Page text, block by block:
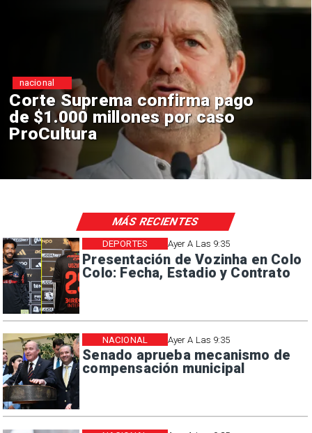
Codelco suspende
construcción de Andes Norte
en El Teniente por riesgos
sísmicos
nacional
Ayer A Las 9:35
Presentación de Vozinha en Colo
Colo: Fecha, Estadio y Contrato
DEPORTES
Ayer A Las 9:35
Senado aprueba mecanismo de
compensación municipal
NACIONAL
MÁS RECIENTES